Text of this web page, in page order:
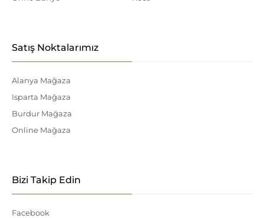
Satış Noktalarımız
Alanya Mağaza
Isparta Mağaza
Burdur Mağaza
Online Mağaza
Bizi Takip Edin
Facebook